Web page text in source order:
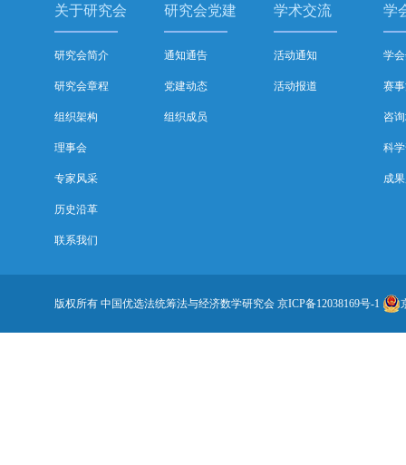
关于研究会
研究会简介
研究会章程
组织架构
理事会
专家风采
历史沿革
联系我们
研究会党建
通知通告
党建动态
组织成员
学术交流
活动通知
活动报道
学
学
赛
咨
科
成
版权所有 中国优选法统筹法与经济数学研究会 京ICP备12038169号-1